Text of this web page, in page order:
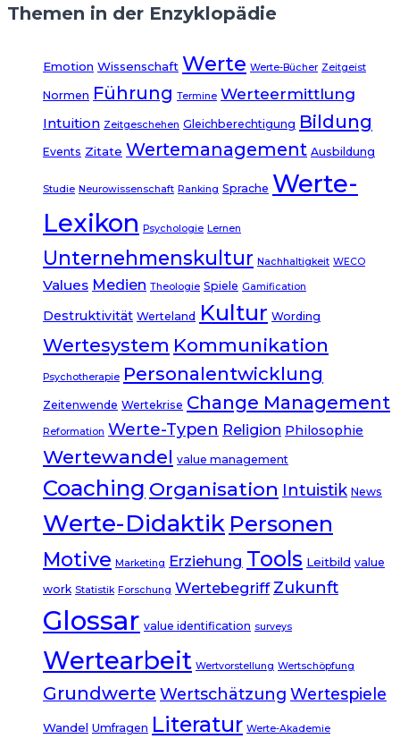
Themen in der Enzyklopädie
Emotion Wissenschaft Werte Werte-Bücher Zeitgeist
Normen Führung Termine Werteermittlung
Intuition Zeitgeschehen Gleichberechtigung Bildung
Events Zitate Wertemanagement Ausbildung
Studie Neurowissenschaft Ranking Sprache Werte-
Lexikon
Psychologie Lernen
Unternehmenskultur Nachhaltigkeit WECO
Values Medien Theologie Spiele Gamification
Destruktivität Werteland Kultur Wording
Wertesystem Kommunikation
Psychotherapie Personalentwicklung
Zeitenwende Wertekrise Change Management
Reformation Werte-Typen Religion Philosophie
Wertewandel value management
Coaching Organisation Intuistik News
Werte-Didaktik Personen
Motive Marketing Erziehung Tools Leitbild value
work Statistik Forschung Wertebegriff Zukunft
Glossar value identification surveys
Wertearbeit Wertvorstellung Wertschöpfung
Grundwerte Wertschätzung Wertespiele
Wandel Umfragen Literatur Werte-Akademie